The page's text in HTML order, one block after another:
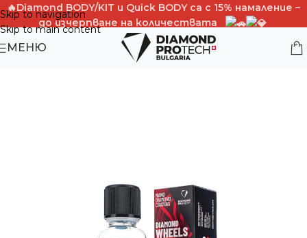
Skip to navigation
Skip to main content
🔥Diamond BODY/KIT и Quick BОDY са с 15% намаление –
до изчерпване на количествата
PROMO CODE -BODY15%OFF
МЕНЮ